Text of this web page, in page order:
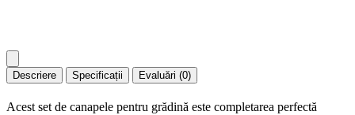
Descriere Specificații Evaluări (0)
Acest set de canapele pentru grădină este completarea perfectă